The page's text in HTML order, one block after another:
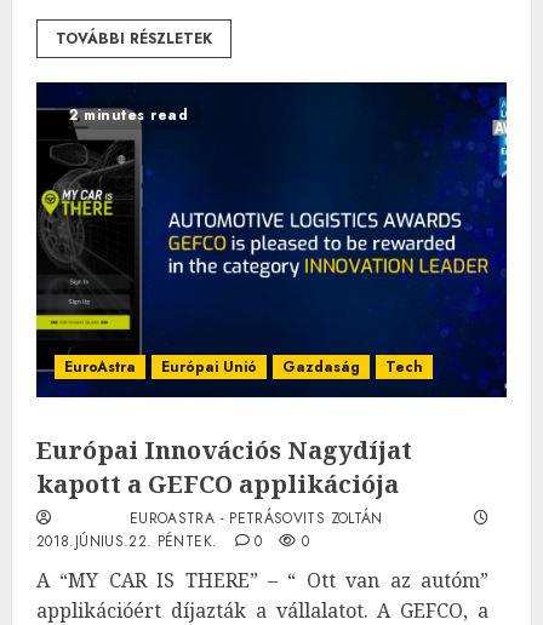
TOVÁBBI RÉSZLETEK
2 minutes read
EuroAstra Európai Unió Gazdaság Tech
Európai Innovációs Nagydíjat
kapott a GEFCO applikációja
EUROASTRA - PETRÁSOVITS ZOLTÁN
2018.JÚNIUS.22. PÉNTEK.
0 0
A “MY CAR IS THERE” – “ Ott van az autóm”
applikációért díjazták a vállalatot. A GEFCO, a